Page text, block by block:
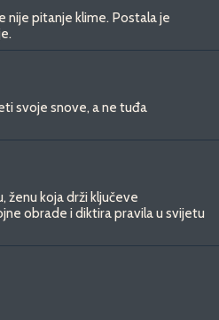
nije pitanje klime. Postala je
svoje snove, a ne tuđa
ženu koja drži ključeve
obrade i diktira pravila u svijetu